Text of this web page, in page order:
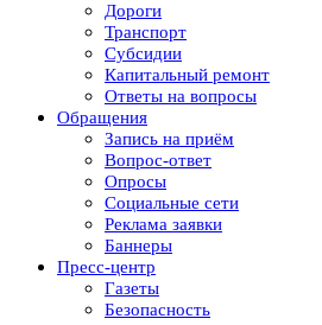
Дороги
Транспорт
Субсидии
Капитальный ремонт
Ответы на вопросы
Обращения
Запись на приём
Вопрос-ответ
Опросы
Социальные сети
Реклама заявки
Баннеры
Пресс-центр
Газеты
Безопасность